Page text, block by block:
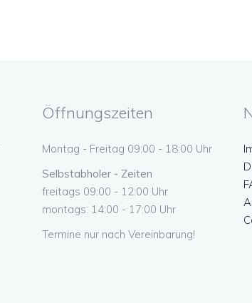
Öffnungszeiten
Montag - Freitag 09:00 - 18:00 Uhr
Selbstabholer - Zeiten
freitags 09:00 - 12:00 Uhr
montags: 14:00 - 17:00 Uhr
Termine nur nach Vereinbarung!